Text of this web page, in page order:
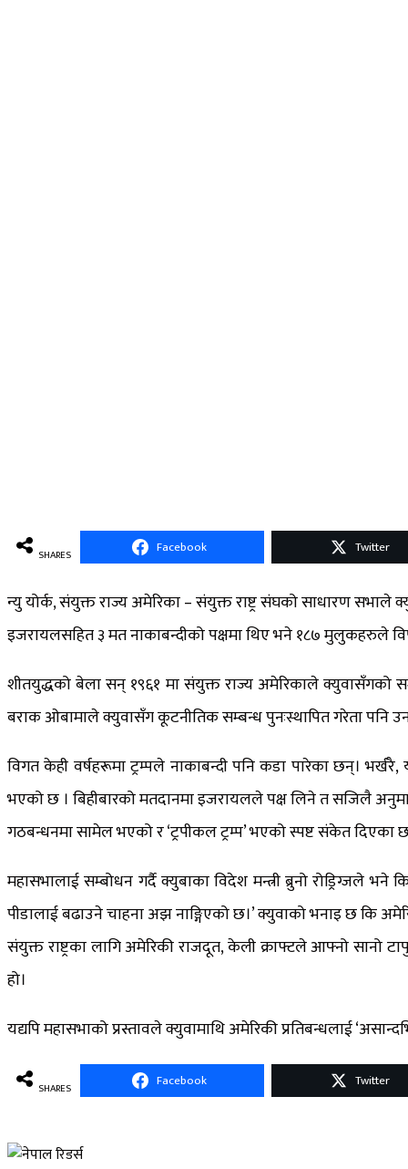
SHARES Facebook Twitter
न्यु योर्क, संयुक्त राज्य अमेरिका – संयुक्त राष्ट्र संघको साधारण
इजरायलसहित ३ मत नाकाबन्दीको पक्षमा थिए भने १८७ मुलुकहरुले
शीतयुद्धको बेला सन् १९६१ मा संयुक्त राज्य अमेरिकाले क्युवासँगको
बराक ओबामाले क्युवासँग कूटनीतिक सम्बन्ध पुनःस्थापित गरेता पनि
विगत केही वर्षहरूमा ट्रम्पले नाकाबन्दी पनि कडा पारेका छन्।
भएको छ । बिहीबारको मतदानमा इजरायलले पक्ष लिने त सजिलै
गठबन्धनमा सामेल भएको र ‘ट्रपीकल ट्रम्प’ भएको स्पष्ट संकेत दिएका
महासभालाई सम्बोधन गर्दै क्युबाका विदेश मन्त्री ब्रुनो रोड्रिग्जले
पीडालाई बढाउने चाहना अझ नाङ्गिएको छ।’ क्युवाको भनाइ छ कि
संयुक्त राष्ट्रका लागि अमेरिकी राजदूत, केली क्राफ्टले आफ्नो सानो
हो।
यद्यपि महासभाको प्रस्तावले क्युवामाथि अमेरिकी प्रतिबन्धलाई
SHARES Facebook Twitter